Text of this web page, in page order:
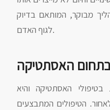
מבוקר, המותאם בדיוק
לגוף האדם.
בתחום האסתטיקה
בטיפולי האסתטיקה והיא
הטיפולים המתבצעים